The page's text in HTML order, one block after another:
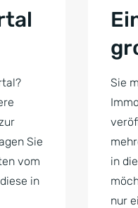
Sie
vom
in
Sie
in
nur